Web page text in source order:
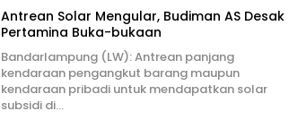
Antrean Solar Mengular, Budiman AS Desak
Pertamina Buka-bukaan
Bandarlampung (LW): Antrean panjang
kendaraan pengangkut barang maupun
kendaraan pribadi untuk mendapatkan solar
subsidi di…